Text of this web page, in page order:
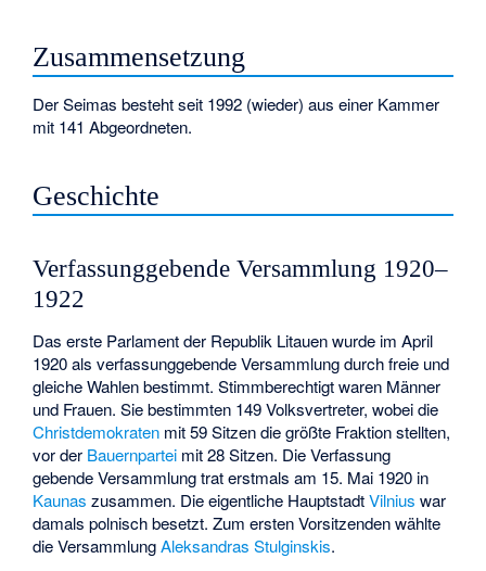
Zusammensetzung
Der Seimas besteht seit 1992 (wieder) aus einer Kammer
mit 141 Abgeordneten.
Geschichte
Verfassunggebende Versammlung 1920–
1922
Das erste Parlament der Republik Litauen wurde im April
1920 als verfassunggebende Versammlung durch freie und
gleiche Wahlen bestimmt. Stimmberechtigt waren Männer
und Frauen. Sie bestimmten 149 Volksvertreter, wobei die
Christdemokraten mit 59 Sitzen die größte Fraktion stellten,
vor der Bauernpartei mit 28 Sitzen. Die Verfassung
gebende Versammlung trat erstmals am 15. Mai 1920 in
Kaunas zusammen. Die eigentliche HauptstadtVilnius war
damals polnisch besetzt. Zum ersten Vorsitzenden wählte
die VersammlungAleksandras Stulginskis.